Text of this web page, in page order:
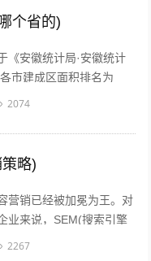
个省的)
《安徽统计局·安徽统计
市建成区面积排名为
中国、zol，感谢视觉中
2074
略)
营销已经被加冕为王。对
业来说，SEM(搜索引擎
公关等等手段尚不可形
2267